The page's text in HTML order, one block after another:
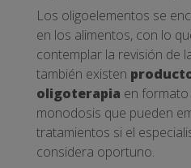
Los oligoelementos se
en los alimentos, con lo
contemplar la revisión de
también existen
oligoterapia en
monodosis que pueden
tratamientos si el
considera oportuno.